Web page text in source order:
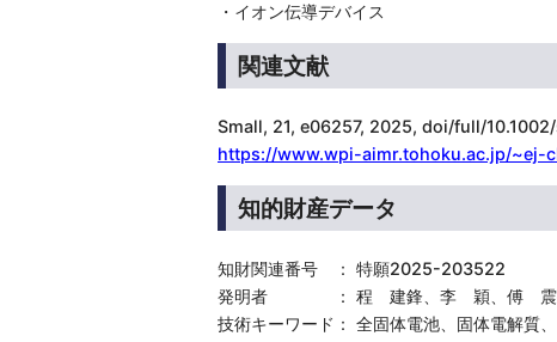
・イオン伝導デバイス
関連文献
Small, 21, e06257, 2025, doi/full/
https://www.wpi-aimr.tohoku.ac.jp/~ej-
知的財産データ
知財関連番号 ： 特願2025-203522
発明者 ： 程 建鋒、李 穎、傅 震
技術キーワード： 全固体電池、固体電解質